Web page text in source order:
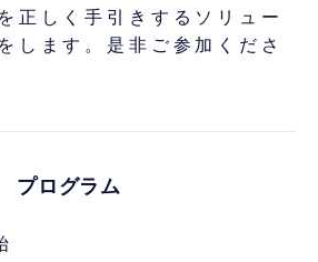
正しく手引きするソリュー
します。是非ご参加くださ
プログラム